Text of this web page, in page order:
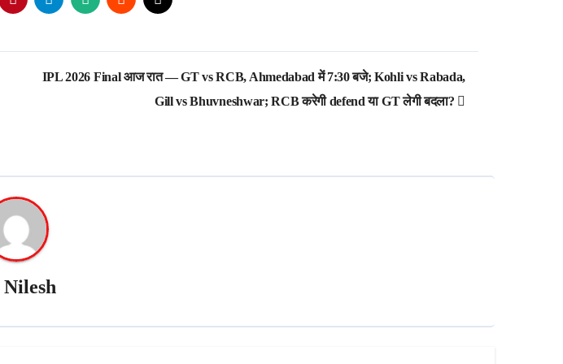
IPL 2026 Final आज रात — GT vs RCB, Ahmedabad में 7:30 बजे; Kohli vs Rabada,
Gill vs Bhuvneshwar; RCB करेगी defend या GT लेगी बदला?
Nilesh